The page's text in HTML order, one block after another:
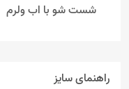
شست شو با اب ولرم
راهنمای سایز